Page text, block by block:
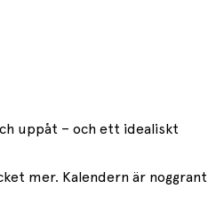
uppåt – och ett idealiskt
mer. Kalendern är noggrant